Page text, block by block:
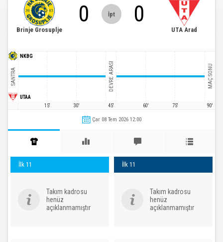
Brinje Grosuplje
0 İpt 0
UTA Arad
NKBG
SANTRA
UTAA
15'
30'
DEVRE ARASI
45' 60' 75'
MAÇ SONU
90'
Çar 08 Tem 2026 12:00
İlk 11
Takım kadrosu
henüz
açıklanmamıştır
İlk 11
Takım kadrosu
henüz
açıklanmamıştır